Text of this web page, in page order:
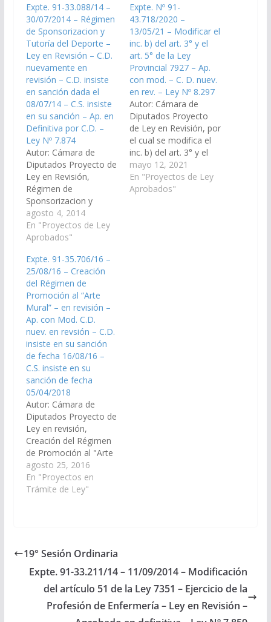
Expte. 91-33.088/14 –
30/07/2014 – Régimen
de Sponsorizacion y
Tutoría del Deporte –
Ley en Revisión – C.D.
nuevamente en
revisión – C.D. insiste
en sanción dada el
08/07/14 – C.S. insiste
en su sanción – Ap. en
Definitiva por C.D. –
Ley Nº 7.874
Autor: Cámara de
Diputados Proyecto de
Ley en Revisión,
Régimen de
Sponsorizacion y
Tutoría del Deporte
(Expte. 91-33.088/14
- A la Comisión de
Aprobado con
modificaciones el
06/11/2014 Cámara de
Diputados
nuevamente en
revisión Cámara de
Diputados insiste en la
sanción dada el
08/07/2014 Cámara de
Senadores insiste…
agosto 4, 2014
En "Proyectos de Ley
Aprobados"
Expte. Nº 91-
43.718/2020 –
13/05/21 – Modificar el
inc. b) del art. 3° y el
art. 5° de la Ley
Provincial 7927 – Ap.
con mod. – C. D. nuev.
en rev. – Ley Nº 8.297
Autor: Cámara de
Diputados Proyecto
de Ley en Revisión, por
el cual se modifica el
inc. b) del art. 3° y el
art. 5° de la Ley
Provincial 7927 –
Régimen de
mayo 12, 2021
En "Proyectos de Ley
Aprobados"
Expte. 91-35.706/16 –
25/08/16 – Creación
del Régimen de
Promoción al “Arte
Mural” – en revisión –
Ap. con Mod. C.D.
nuev. en revsión – C.D.
insiste en su sanción
de fecha 16/08/16 –
C.S. insiste en su
sanción de fecha
05/04/2018
Autor: Cámara de
Diputados Proyecto de
Ley en revisión,
Creación del Régimen
de Promoción al "Arte
Mural", (Expte. 91-
35.706/16 - A la
Comisión de Educación
Nuevamente en
Diputados insiste en su
sanción de fecha
Senadores insiste…
agosto 25, 2016
En "Proyectos en
Trámite de Ley"
19° Sesión Ordinaria
Expte. 91-33.211/14 – 11/09/2014 – Modificación
del artículo 51 de la Ley 7351 – Ejercicio de la
Profesión de Enfermería – Ley en Revisión –